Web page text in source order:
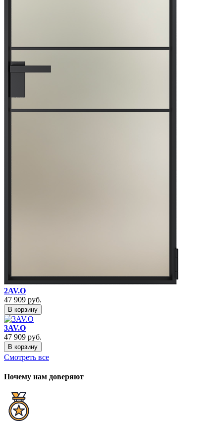
2AV.O
47 909 руб.
В корзину
3AV.O
47 909 руб.
В корзину
Смотреть все
Почему нам доверяют